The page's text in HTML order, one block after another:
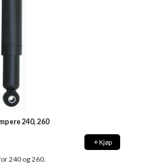
240, 260
Kjøp
240 og 260.